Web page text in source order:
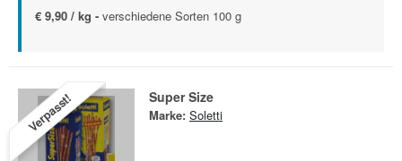
€ 9,90 / kg - verschiedene Sorten 100 g
Verpasst! Super Size
Marke: Soletti